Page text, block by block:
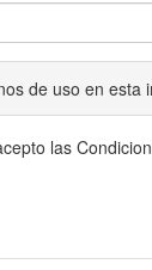
de uso en esta
las